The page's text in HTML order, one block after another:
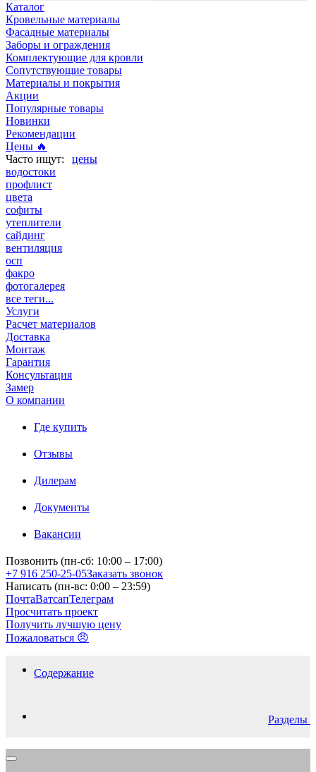
Каталог
Кровельные материалы
Фасадные материалы
Заборы и ограждения
Комплектующие для кровли
Сопутствующие товары
Материалы и покрытия
Акции
Популярные товары
Новинки
Рекомендации
Цены 🔥
цены
водостоки
профлист
цвета
софиты
утеплители
сайдинг
вентиляция
осп
факро
фотогалерея
все теги...
Услуги
Расчет материалов
Доставка
Монтаж
Гарантия
Консультация
Замер
О компании
Где купить
Отзывы
Дилерам
Документы
Вакансии
Позвонить (пн-сб: 10:00 – 17:00)
+7 916 250-25-05Заказать звонок
Написать (пн-вс: 0:00 – 23:59)
ПочтаВатсапТелеграм
Просчитать проект
Получить лучшую цену
Пожаловаться 😠
Содержание
Разделы